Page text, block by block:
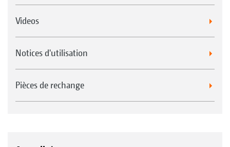
Videos
Notices d'utilisation
Pièces de rechange